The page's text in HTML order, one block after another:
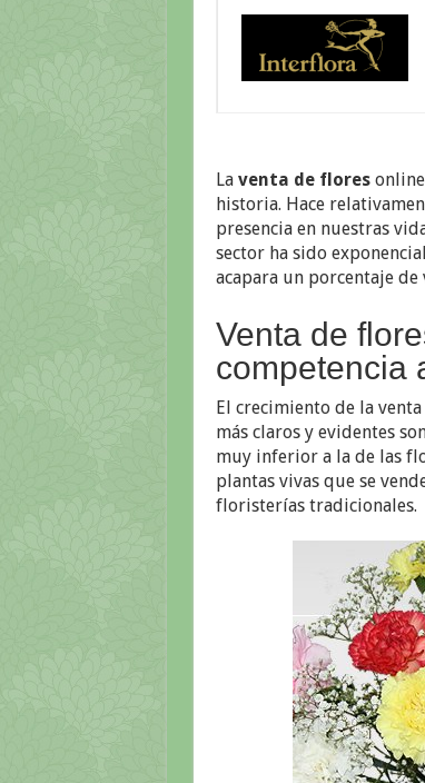
La venta de floresonline
historia. Hace
presencia en nuestras
sector ha sido
acapara un porcentaje de
Venta de
competencia
El crecimiento de la
más claros y evidentes
muy inferior a la de las
plantas vivas que se
floristerías tradicionales.